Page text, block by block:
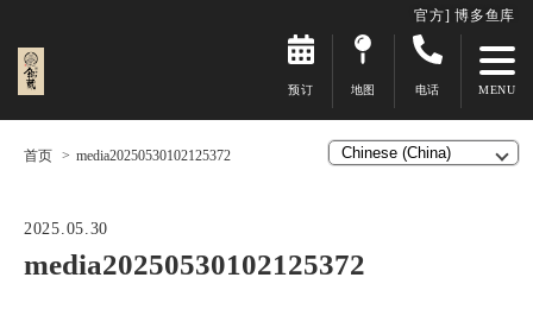
官方] 博多鱼库
预订 地图 电话
首页 media20250530102125372
2025.05.30
media20250530102125372